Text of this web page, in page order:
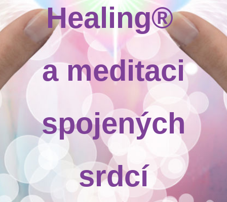
Healing®
a meditaci
spojených
srdcí